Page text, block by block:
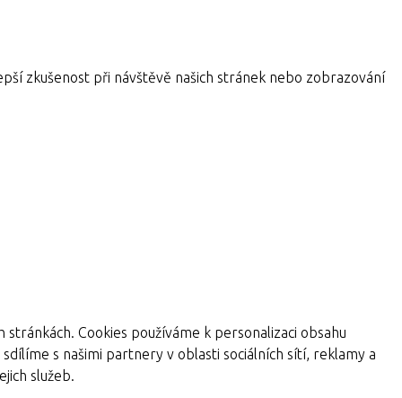
zkušenost při návštěvě našich stránek nebo zobrazování
Cookies používáme k personalizaci obsahu
s našimi partnery v oblasti sociálních sítí, reklamy a
služeb.